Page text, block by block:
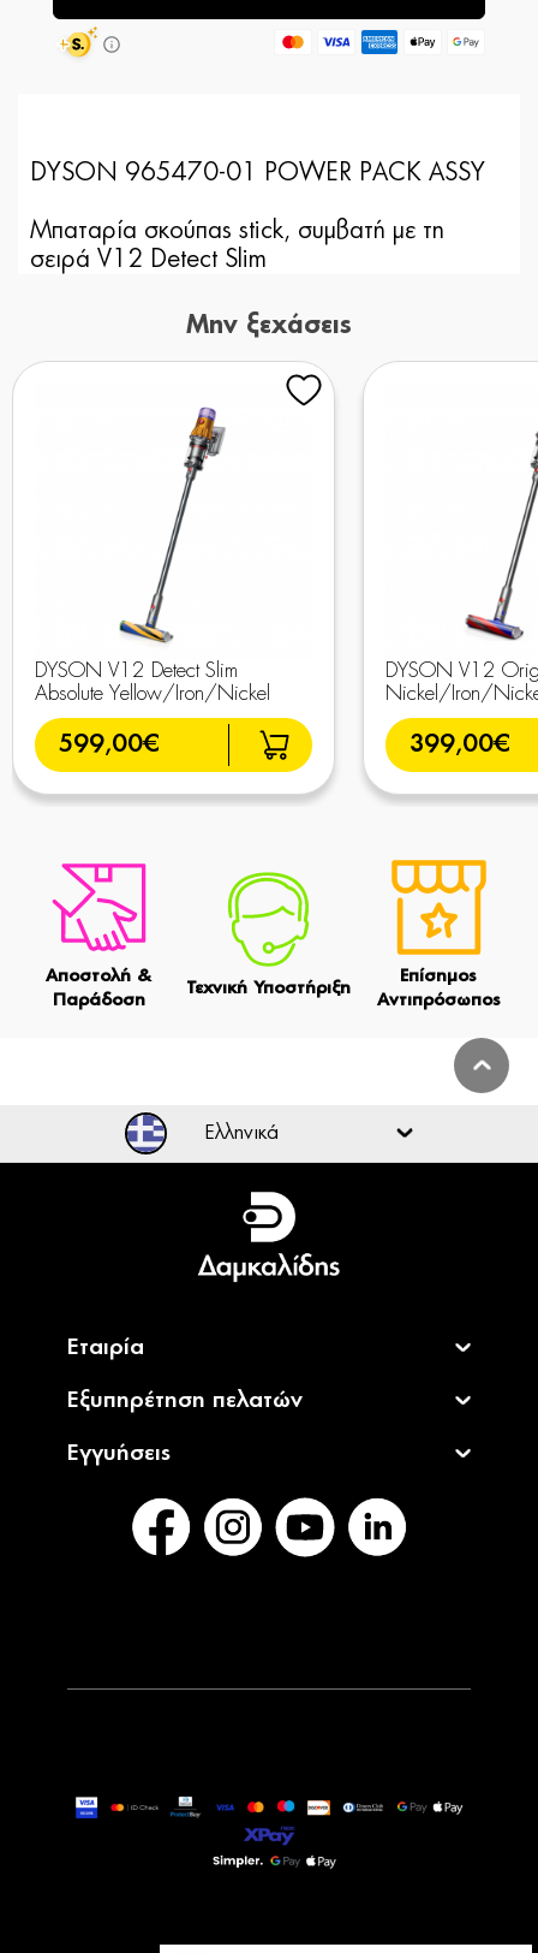
DYSON 965470-01 POWER PACK ASSY
Μπαταρία σκούπας stick, συμβατή με τη
σειρά V12 Detect Slim
Μην ξεχάσεις
DYSON V12 Detect Slim
Absolute Yellow/Iron/Nickel
599,00€
DYSON V12
Nickel/Iron/
399,00€
Αποστολή &
Παράδοση
Τεχνική Υποστήριξη
Επίσημος
Αντιπρόσωπος
Ελληνικά
Ελληνικά
English
Εταιρία
Εξυπηρέτηση πελατών
Εγγυήσεις